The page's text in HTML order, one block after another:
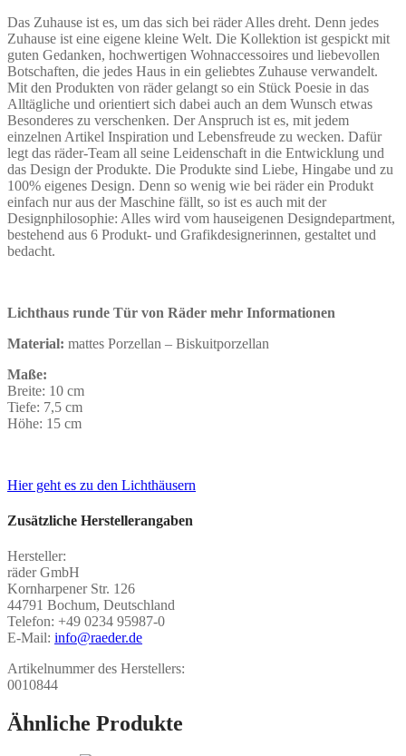
Das Zuhause ist es, um das sich bei räder Alles dreht. Denn jedes
Zuhause ist eine eigene kleine Welt. Die Kollektion ist gespickt mit
guten Gedanken, hochwertigen Wohnaccessoires und liebevollen
Botschaften, die jedes Haus in ein geliebtes Zuhause verwandelt.
Mit den Produkten von räder gelangt so ein Stück Poesie in das
Alltägliche und orientiert sich dabei auch an dem Wunsch etwas
Besonderes zu verschenken. Der Anspruch ist es, mit jedem
einzelnen Artikel Inspiration und Lebensfreude zu wecken. Dafür
legt das räder-Team all seine Leidenschaft in die Entwicklung und
das Design der Produkte. Die Produkte sind Liebe, Hingabe und zu
100% eigenes Design. Denn so wenig wie bei räder ein Produkt
einfach nur aus der Maschine fällt, so ist es auch mit der
Designphilosophie: Alles wird vom hauseigenen Designdepartment,
bestehend aus 6 Produkt- und Grafikdesignerinnen, gestaltet und
bedacht.
Lichthaus runde Tür von Räder mehr Informationen
Material: mattes Porzellan – Biskuitporzellan
Maße:
Breite: 10 cm
Tiefe: 7,5 cm
Höhe: 15 cm
Hier geht es zu den Lichthäusern
Zusätzliche Herstellerangaben
Hersteller:
räder GmbH
Kornharpener Str. 126
44791 Bochum, Deutschland
Telefon: +49 0234 95987-0
E-Mail: info@raeder.de
Artikelnummer des Herstellers:
0010844
Ähnliche Produkte